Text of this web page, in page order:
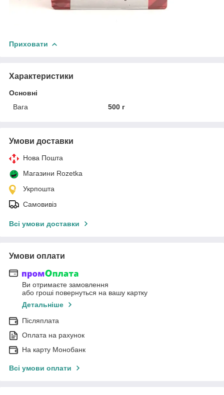
Приховати
Характеристики
Основні
Вага
500 г
Умови доставки
Нова Пошта
Магазини Rozetka
Укрпошта
Самовивіз
Всі умови доставки
Умови оплати
Ви отримаєте замовлення
або гроші повернуться на вашу картку
Детальніше
Післяплата
Оплата на рахунок
На карту Монобанк
Всі умови оплати